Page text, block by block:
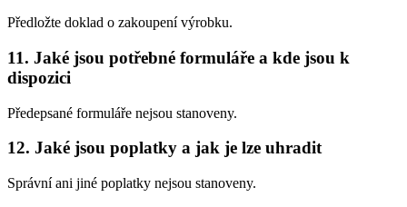
Předložte doklad o zakoupení výrobku.
11. Jaké jsou potřebné formuláře a kde jsou k
dispozici
Předepsané formuláře nejsou stanoveny.
12. Jaké jsou poplatky a jak je lze uhradit
Správní ani jiné poplatky nejsou stanoveny.